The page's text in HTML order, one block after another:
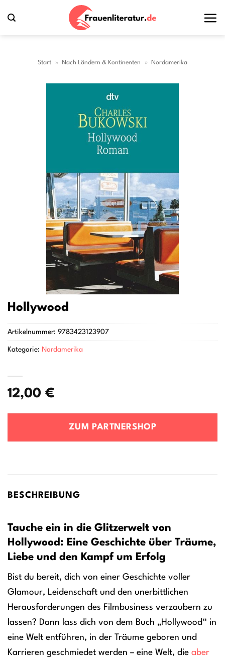
Inhalt
Start » Nach Ländern & Kontinenten » Nordamerika
Hollywood
12,00 €
ZUM PARTNERSHOP
Artikelnummer: 9783423123907
Kategorie: Nordamerika
BESCHREIBUNG
Tauche ein in die Glitzerwelt von
Hollywood: Eine Geschichte über Träume,
Liebe und den Kampf um Erfolg
Bist du bereit, dich von einer Geschichte voller
Glamour, Leidenschaft und den unerbittlichen
Herausforderungen des Filmbusiness verzaubern zu
lassen? Dann lass dich von dem Buch „Hollywood“ in
eine Welt entführen, in der Träume geboren und
Karrieren geschmiedet werden – eine Welt, die aber